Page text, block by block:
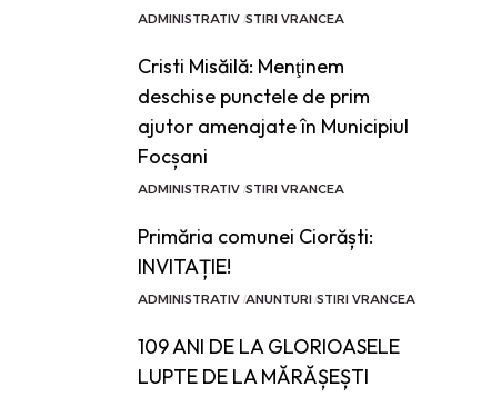
ADMINISTRATIV STIRI VRANCEA
Cristi Misăilă: Menţinem
deschise punctele de prim
ajutor amenajate în Municipiul
Focșani
ADMINISTRATIV STIRI VRANCEA
Primăria comunei Ciorăști:
INVITAȚIE!
ADMINISTRATIV ANUNTURI STIRI VRANCEA
109 ANI DE LA GLORIOASELE
LUPTE DE LA MĂRĂȘEȘTI